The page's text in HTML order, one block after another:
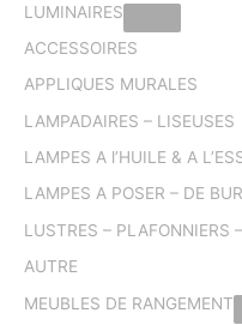
LUMINAIRES
ACCESSOIRES
APPLIQUES MURALES
LAMPADAIRES – LISEUSES
LAMPES A l’HUILE & A
LAMPES A POSER – DE
LUSTRES – PLAFONNIERS
AUTRE
MEUBLES DE RANGEMENT